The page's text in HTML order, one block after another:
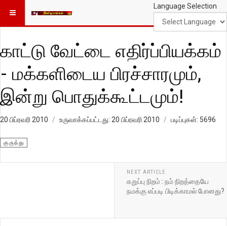
Language Selection
காட்டு வேட்டை எதிர்ப்பியக்கம்
- மக்களிடைய பிரச்சாரமும்,
இன்று பொதுக்கூட்டமும்!
20 பிப்ரவரி 2010 உருவாக்கப்பட்டது: 20 பிப்ரவரி 2010 படிப்புகள்: 5696
குருத்து
NEXT ARTICLE
கறுப்பு நிறம் : நம் நிறத்தையே
நமக்கு எப்படி பிடிக்காமல் போனது?